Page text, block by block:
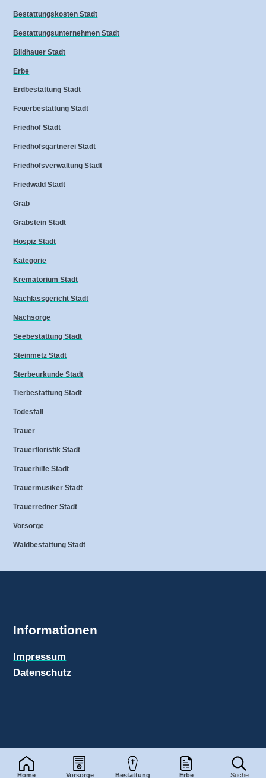
Home Vorsorge Bestattung Erbe Suche
Bestattungskosten Stadt
Bestattungsunternehmen Stadt
Bildhauer Stadt
Erbe
Erdbestattung Stadt
Feuerbestattung Stadt
Friedhof Stadt
Friedhofsgärtnerei Stadt
Friedhofsverwaltung Stadt
Friedwald Stadt
Grab
Grabstein Stadt
Hospiz Stadt
Kategorie
Krematorium Stadt
Nachlassgericht Stadt
Nachsorge
Seebestattung Stadt
Steinmetz Stadt
Sterbeurkunde Stadt
Tierbestattung Stadt
Todesfall
Trauer
Trauerfloristik Stadt
Trauerhilfe Stadt
Trauermusiker Stadt
Trauerredner Stadt
Vorsorge
Waldbestattung Stadt
Informationen
Impressum
Datenschutz
Bestattungen-Info.de © 2026